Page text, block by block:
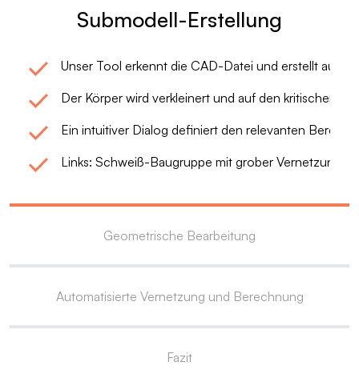
Submodell-Erstellung
Unser Tool erkennt die CAD-Datei und erstellt
Der Körper wird verkleinert und auf den kritischen
Ein intuitiver Dialog definiert den relevanten Bereich
Links: Schweiß-Baugruppe mit grober Vernetzung,
Geometrische Bearbeitung
Automatisierte Vernetzung und Berechnung
Fazit